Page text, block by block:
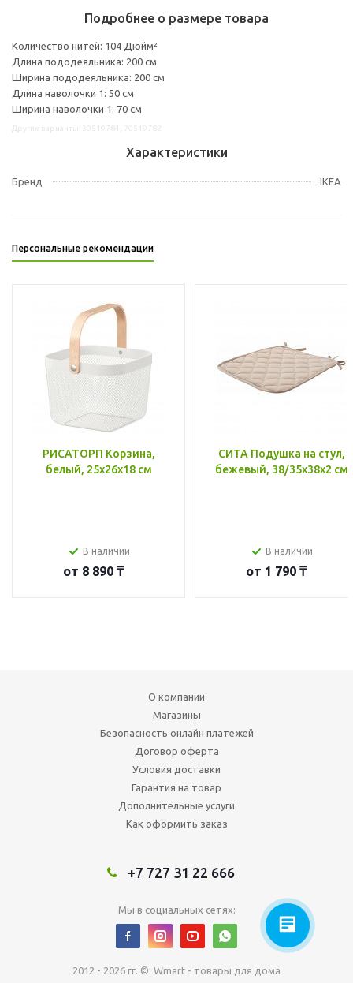
Подробнее о размере товара
Количество нитей: 104 Дюйм²
Длина пододеяльника: 200 см
Ширина пододеяльника: 200 см
Длина наволочки 1: 50 см
Ширина наволочки 1: 70 см
Характеристики
Бренд IKEA
Персональные рекомендации
РИСАТОРП Корзина,
белый, 25x26x18 см
В наличии
от 8 890 ₸
СИТА Подушка на стул,
бежевый, 38/35x38x2 см
В наличии
от 1 790 ₸
О компании
Магазины
Безопасность онлайн платежей
Договор оферта
Условия доставки
Гарантия на товар
Дополнительные услуги
Как оформить заказ
+7 727 31 22 666
Мы в социальных сетях:
2012 - 2026 гг. © Wmart - товары для дома